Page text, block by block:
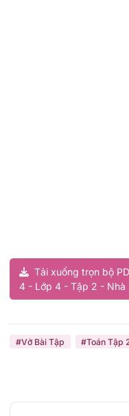
Tải xuống trọn bộ
4 - Lớp 4 - Tập 2 - Nhà
#Vở Bài Tập #Toán Tập